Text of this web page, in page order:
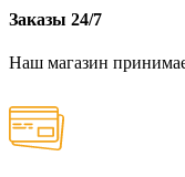
Заказы 24/7
Наш магазин